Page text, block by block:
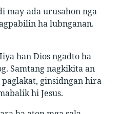
may-ada urusahon nga
ha lubnganan.
han Dios ngadto ha
Samtang nagkikita an
ginsidngan hira
hi Jesus.